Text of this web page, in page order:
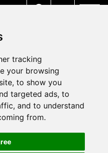
tracking
your browsing
to show you
targeted ads, to
and to understand
from.